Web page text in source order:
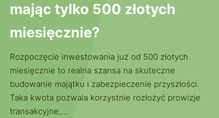
mając tylko 500 złotych
miesięcznie?
Rozpoczęcie inwestowania już od 500 złotych
miesięcznie to realna szansa na skuteczne
budowanie majątku i zabezpieczenie przyszłości.
Taka kwota pozwala korzystnie rozłożyć prowizje
transakcyjne,...